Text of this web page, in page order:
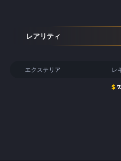
レアリティ
エクステリア レ
$